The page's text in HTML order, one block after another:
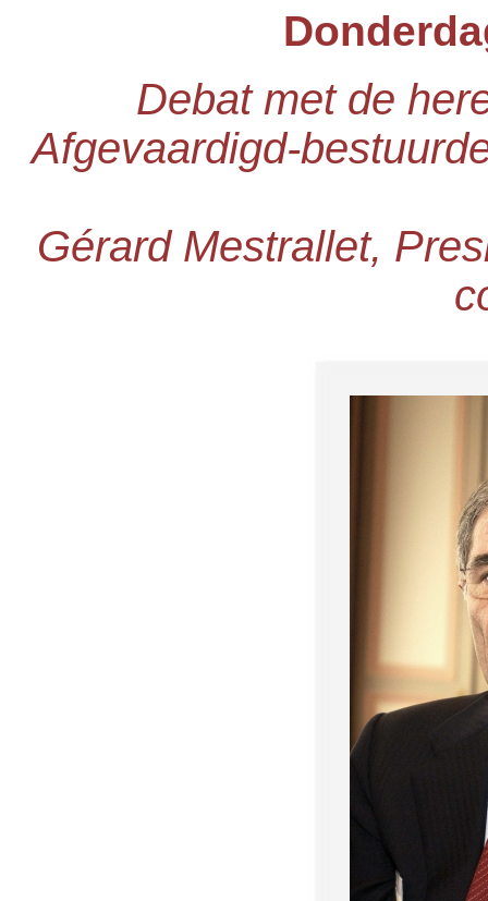
Debat met de
Afgevaardigd-
Gérard Mestrallet,